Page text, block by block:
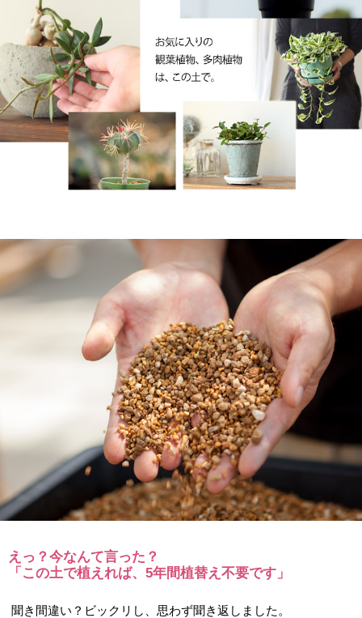
えっ？今なんて言った？
「この土で植えれば、5年間植替え不要です」
聞き間違い？ビックリし、思わず聞き返しました。